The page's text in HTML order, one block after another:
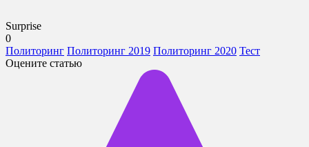
Surprise
0
Политоринг Политоринг 2019 Политоринг 2020 Тест
Оцените статью